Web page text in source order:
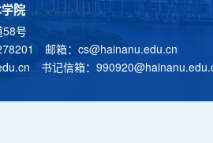
院
号
邮箱： cs@hainanu.edu.cn
书记信箱：